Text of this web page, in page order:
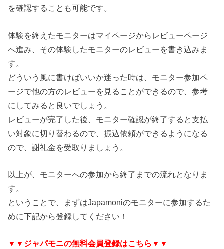
を確認することも可能です。
体験を終えたモニターはマイページからレビューページ
へ進み、その体験したモニターのレビューを書き込みま
す。
どういう風に書けばいいか迷った時は、モニター参加ペ
ージで他の方のレビューを見ることができるので、参考
にしてみると良いでしょう。
レビューが完了した後、モニター確認が終了すると支払
い対象に切り替わるので、振込依頼ができるようになる
ので、謝礼金を受取りましょう。
以上が、モニターへの参加から終了までの流れとなりま
す。
ということで、まずはJapamoniのモニターに参加するた
めに下記から登録してください！
▼▼ジャパモニの無料会員登録はこちら▼▼